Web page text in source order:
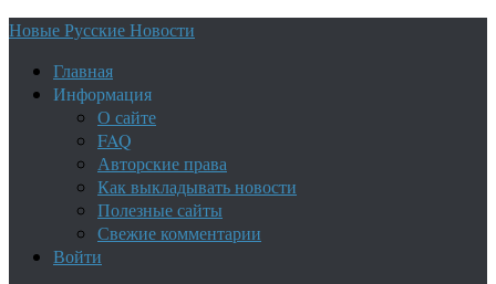
Новые Русские Новости
Главная
Информация
О сайте
FAQ
Авторские права
Как выкладывать новости
Полезные сайты
Свежие комментарии
Войти